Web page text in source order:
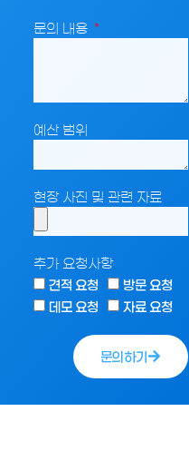
문의 내용
예산 범위
현장 사진 및 관련 자료
추가 요청사항
견적 요청
방문 요청
데모 요청
자료 요청
문의하기